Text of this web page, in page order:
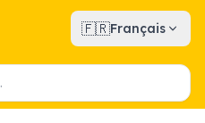
🇫🇷Français